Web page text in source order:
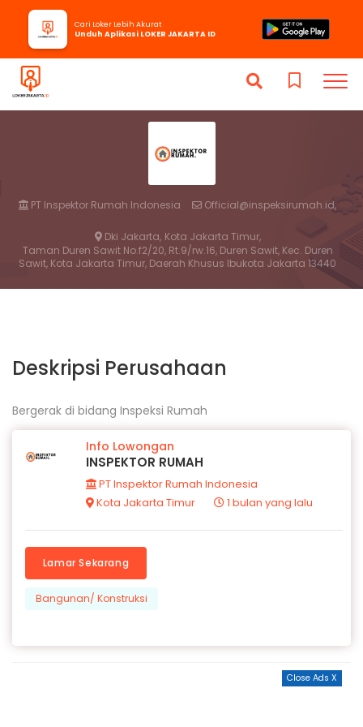
PT Inspektor Rumah Indonesia Official@inspeksirumah.id,
Dki Jakarta, Kota Jakarta Timur,
Taman Duren Sawit No.f2/20, Rt.9/rw.16, Duren Sawit, Kec. Duren
Sawit, Kota Jakarta Timur, Daerah Khusus Ibukota Jakarta 13440
Cari Loker Lebih Akurat
Unduh Aplikasi LOKER JAKARTA ID
Deskripsi Perusahaan
Bergerak di bidang Inspeksi Rumah
Info Lowongan
INSPEKTOR RUMAH
PT Inspektor Rumah Indonesia
Kota Jakarta Timur
1 bulan yang lalu
Lamar Sekarang
Bangunan/ Konstruksi
Close Ads X